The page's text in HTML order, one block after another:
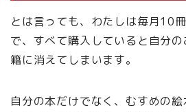
とは言っても、わたしは毎月10
で、すべて購入していると自分
籍に消えてしまいます。
自分の本だけでなく、むすめの